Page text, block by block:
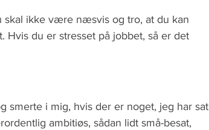
ikke være næsvis og tro, at du kan
Hvis du er stresset på jobbet, så er det
smerte i mig, hvis der er noget, jeg har sat
ambitiøs, sådan lidt små-besat,